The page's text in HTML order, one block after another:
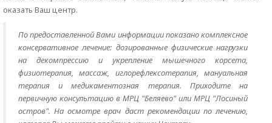
оказать Ваш центр.
По предоставленной Вами информации показано комплексное
консервативное лечение: дозированные физические нагрузки
на декомпрессию и укрепление мышечного корсета,
физиотерапия, массаж, иглорефлексотерапия, мануальная
терапия и медикаментозная терапия. Приходите на
первичную консультацию в МРЦ "Беляево" или МРЦ "Лосиный
остров". На осмотре врач даст рекомендации по лечению,